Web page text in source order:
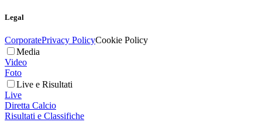
Legal
CorporatePrivacy PolicyCookie Policy
Media
Video
Foto
Live e Risultati
Live
Diretta Calcio
Risultati e Classifiche